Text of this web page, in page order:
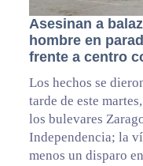
Asesinan a
hombre en
frente a centro
Los hechos se
tarde de este
los bulevares
Independencia; la
menos un disparo